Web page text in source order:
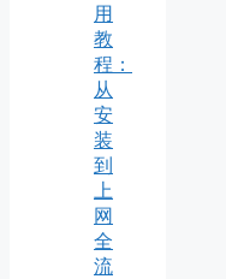
用
教
程：
从
安
装
到
上
网
全
流